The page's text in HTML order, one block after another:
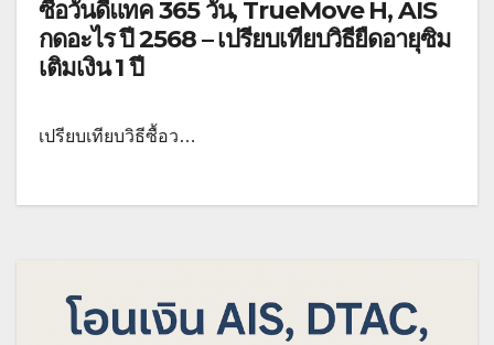
ซื้อวันดีแทค 365 วัน, TrueMove H, AIS
กดอะไร ปี 2568 – เปรียบเทียบวิธียืดอายุซิม
เติมเงิน 1 ปี
เปรียบเทียบวิธีซื้อว…